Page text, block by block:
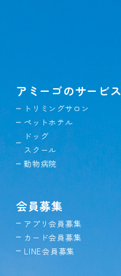
アミーゴのサービス
トリミングサロン
ペットホテル
ドッグ
スクール
動物病院
会員募集
アプリ会員募集
カード会員募集
LINE会員募集